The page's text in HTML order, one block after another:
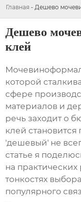
Главная - Дешево
Дешево
клей
которой
сфере
материалов и
речь заходит о
клей
'дешевый' не
статье я
на практических
тонкостях
популярного